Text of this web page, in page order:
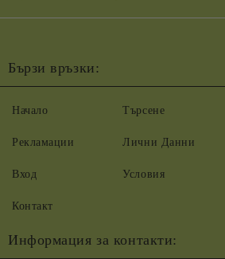
Бързи връзки:
Начало
Рекламации
Вход
Контакт
Търсене
Лични Данни
Условия
Информация за контакти: